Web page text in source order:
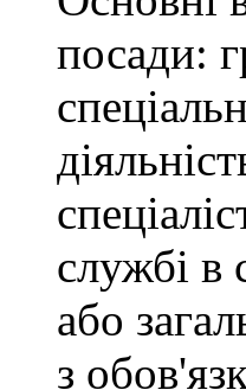
посади:
службі в
або
з